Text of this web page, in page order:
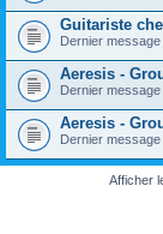
Guitariste
Dernier
Aeresis -
Dernier
Aeresis -
Dernier
Afficher